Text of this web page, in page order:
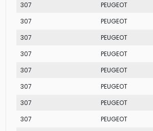
307
PEUGEOT
307
PEUGEOT
307
PEUGEOT
307
PEUGEOT
307
PEUGEOT
307
PEUGEOT
307
PEUGEOT
307
PEUGEOT